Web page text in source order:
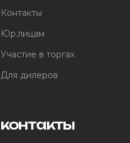
Контакты
Юр.лицам
Участие в торгах
Для дилеров
контакты